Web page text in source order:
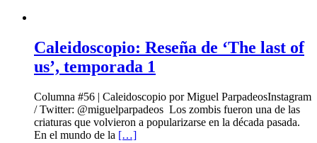
Caleidoscopio: Reseña de ‘The last of
us’, temporada 1
Columna #56 | Caleidoscopio por Miguel ParpadeosInstagram
/ Twitter: @miguelparpadeos Los zombis fueron una de las
criaturas que volvieron a popularizarse en la década pasada.
En el mundo de la […]